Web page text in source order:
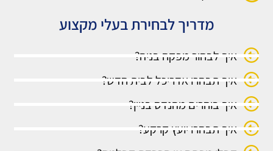
מדריך לבחירת בעלי מקצוע
איך לבחור מפקח בניה?
איך תבחרו אדריכל לבית חדש?
איך בוחרים מהנדס בניין?
איך תבחרו יועץ קרקע?